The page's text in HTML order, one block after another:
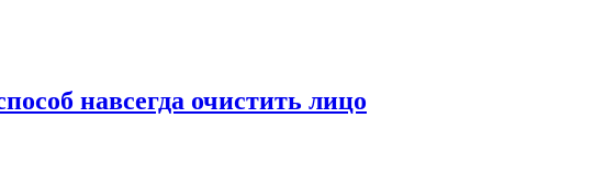
навсегда очистить лицо